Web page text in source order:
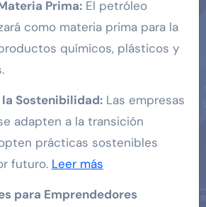
Prima:El petróleo
como materia prima para la
químicos, plásticos y
Sostenibilidad:Las empresas
adapten a la transición
prácticas sostenibles
futuro. Leer más
para Emprendedores